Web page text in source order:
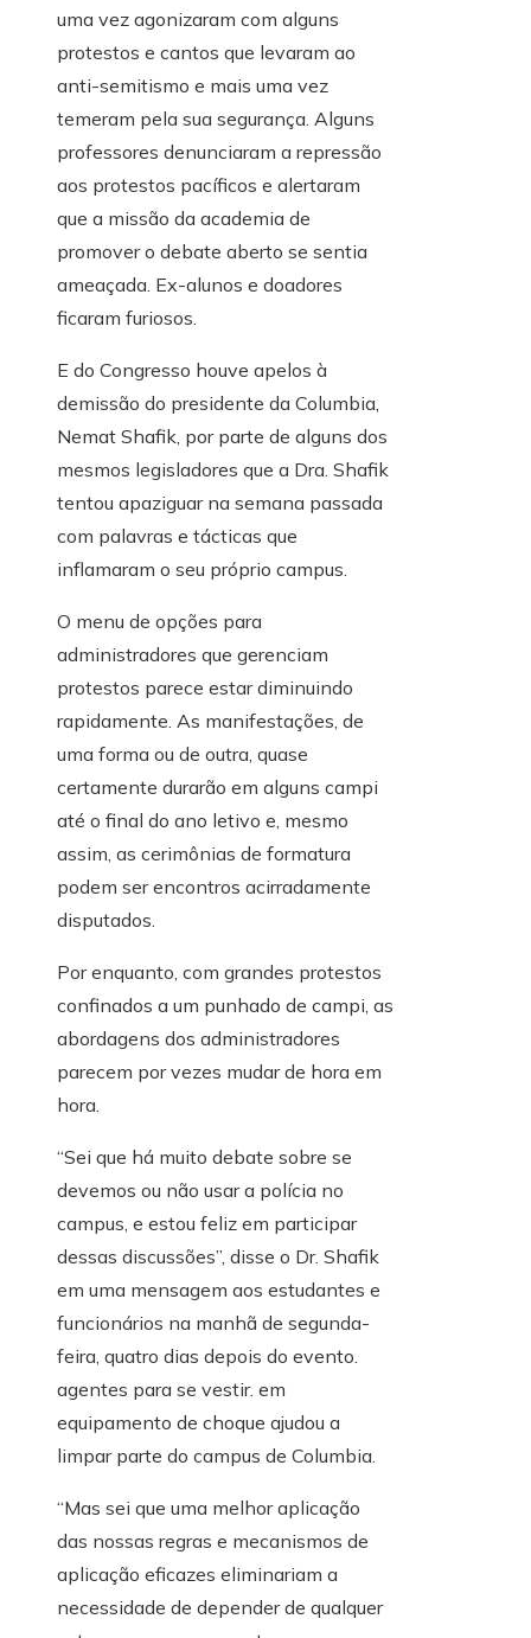
uma vez agonizaram com alguns
protestos e cantos que levaram ao
anti-semitismo e mais uma vez
temeram pela sua segurança. Alguns
professores denunciaram a repressão
aos protestos pacíficos e alertaram
que a missão da academia de
promover o debate aberto se sentia
ameaçada. Ex-alunos e doadores
ficaram furiosos.
E do Congresso houve apelos à
demissão do presidente da Columbia,
Nemat Shafik, por parte de alguns dos
mesmos legisladores que a Dra. Shafik
tentou apaziguar na semana passada
com palavras e tácticas que
inflamaram o seu próprio campus.
O menu de opções para
administradores que gerenciam
protestos parece estar diminuindo
rapidamente. As manifestações, de
uma forma ou de outra, quase
certamente durarão em alguns campi
até o final do ano letivo e, mesmo
assim, as cerimônias de formatura
podem ser encontros acirradamente
disputados.
Por enquanto, com grandes protestos
confinados a um punhado de campi, as
abordagens dos administradores
parecem por vezes mudar de hora em
hora.
“Sei que há muito debate sobre se
devemos ou não usar a polícia no
campus, e estou feliz em participar
dessas discussões”, disse o Dr. Shafik
em uma mensagem aos estudantes e
funcionários na manhã de segunda-
feira, quatro dias depois do evento.
agentes para se vestir. em
equipamento de choque ajudou a
limpar parte do campus de Columbia.
“Mas sei que uma melhor aplicação
das nossas regras e mecanismos de
aplicação eficazes eliminariam a
necessidade de depender de qualquer